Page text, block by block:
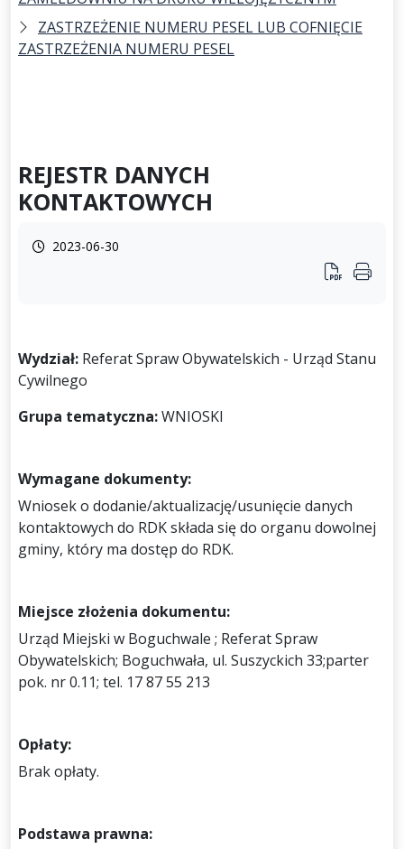
ZASTRZEŻENIE NUMERU PESEL LUB COFNIĘCIE
ZASTRZEŻENIA NUMERU PESEL
REJESTR DANYCH
KONTAKTOWYCH
2023-06-30
Wydział: Referat Spraw Obywatelskich - Urząd Stanu
Cywilnego
Grupa tematyczna:WNIOSKI
Wymagane dokumenty:
Wniosek o dodanie/aktualizację/usunięcie danych
kontaktowych do RDK składa się do organu dowolnej
gminy, który ma dostęp do RDK.
Miejsce złożenia dokumentu:
Urząd Miejski w Boguchwale ; Referat Spraw
Obywatelskich; Boguchwała, ul. Suszyckich 33;parter
pok. nr 0.11; tel. 17 87 55 213
Opłaty:
Brak opłaty.
Podstawa prawna: